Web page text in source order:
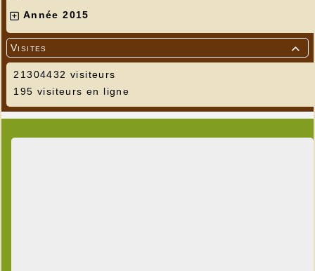
Année 2015

Visites
21304432 visiteurs
195 visiteurs en ligne